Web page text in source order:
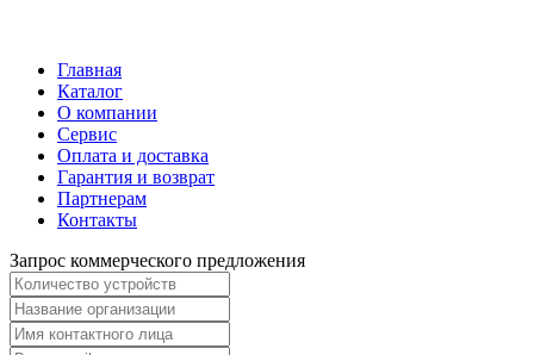
Главная
Каталог
О компании
Сервис
Оплата и доставка
Гарантия и возврат
Партнерам
Контакты
Запрос коммерческого предложения